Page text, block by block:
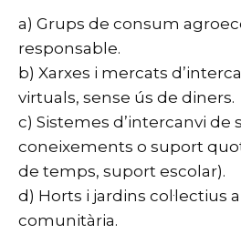
a) Grups de consum
responsable.
b) Xarxes i mercats
virtuals, sense ús de diners.
c) Sistemes d’intercanvi de
coneixements o suport
de temps, suport escolar).
d) Horts i jardins col·lectius
comunitària.